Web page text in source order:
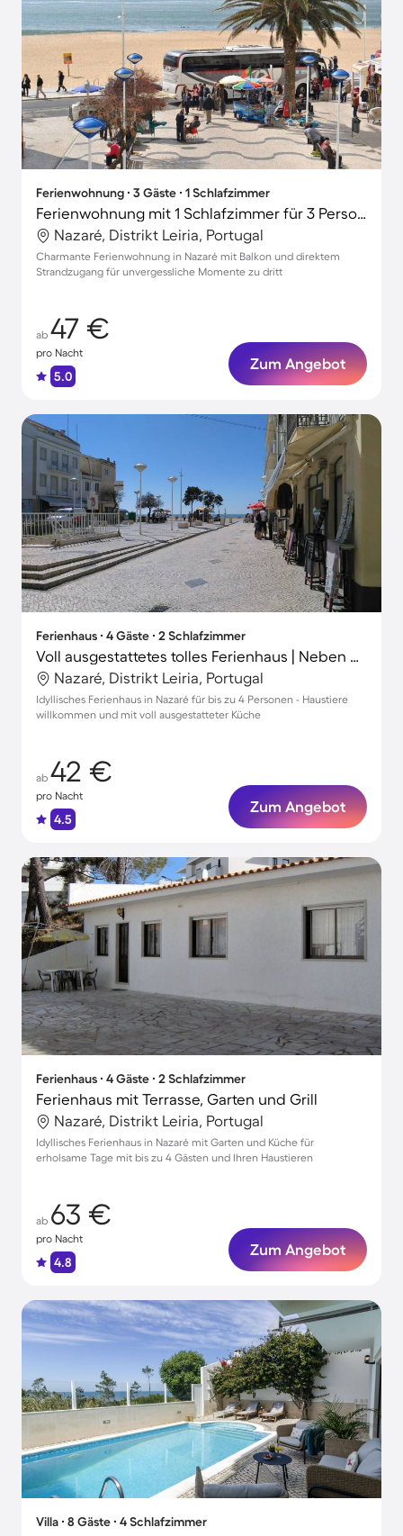
Ferienwohnung ∙ 3 Gäste ∙ 1 Schlafzimmer
Ferienwohnung mit 1 Schlafzimmer für 3 Personen
Nazaré, Distrikt Leiria, Portugal
Charmante Ferienwohnung in Nazaré mit Balkon und direktem
Strandzugang für unvergessliche Momente zu dritt
ab 47 €
pro Nacht
5.0
Zum Angebot
Ferienhaus ∙ 4 Gäste ∙ 2 Schlafzimmer
Voll ausgestattetes tolles Ferienhaus | Neben dem Strand | Haustiere sind willkommen
Nazaré, Distrikt Leiria, Portugal
Idyllisches Ferienhaus in Nazaré für bis zu 4 Personen - Haustiere
willkommen und mit voll ausgestatteter Küche
ab 42 €
pro Nacht
4.5
Zum Angebot
Ferienhaus ∙ 4 Gäste ∙ 2 Schlafzimmer
Ferienhaus mit Terrasse, Garten und Grill
Nazaré, Distrikt Leiria, Portugal
Idyllisches Ferienhaus in Nazaré mit Garten und Küche für
erholsame Tage mit bis zu 4 Gästen und Ihren Haustieren
ab 63 €
pro Nacht
4.8
Zum Angebot
Villa ∙ 8 Gäste ∙ 4 Schlafzimmer